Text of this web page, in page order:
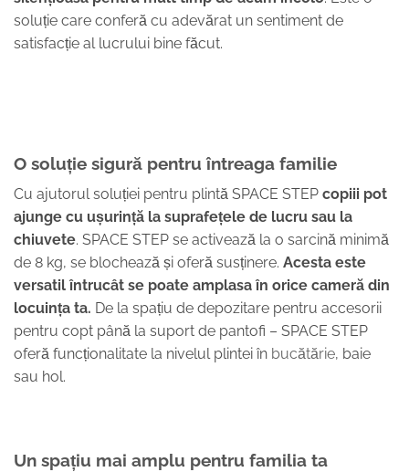
soluție care conferă cu adevărat un sentiment de
satisfacție al lucrului bine făcut.
O soluție sigură pentru întreaga familie
Cu ajutorul soluției pentru plintă SPACE STEP copiii pot
ajunge cu ușurință la suprafețele de lucru sau la
chiuvete. SPACE STEP se activează la o sarcină minimă
de 8 kg, se blochează și oferă susținere. Acesta este
versatil întrucât se poate amplasa în orice cameră din
locuința ta. De la spațiu de depozitare pentru accesorii
pentru copt până la suport de pantofi – SPACE STEP
oferă funcționalitate la nivelul plintei în bucătărie, baie
sau hol.
Un spațiu mai amplu pentru familia ta